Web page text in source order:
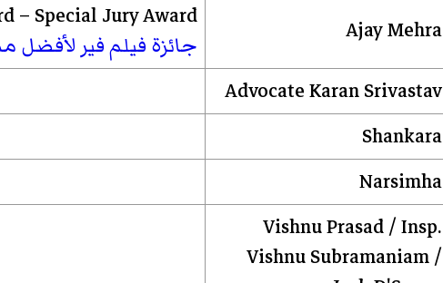
Ajay Mehra
– Special Jury Award
جائزة فيلم فير لأفضل
Advocate Karan Srivastav
Shankara
Narsimha
Vishnu Prasad / Insp.
Vishnu Subramaniam /